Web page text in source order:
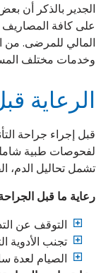
الجدير بالذكر أن
على كافة
المالي للمرضى. من
وخدمات مختلف
الرعاية
قبل إجراء جراحة
لفحوصات طبية
تشمل تحاليل الدم،
رعاية ما قبل
التوقف عن
تجنب الأدوية
الصيام لعدة